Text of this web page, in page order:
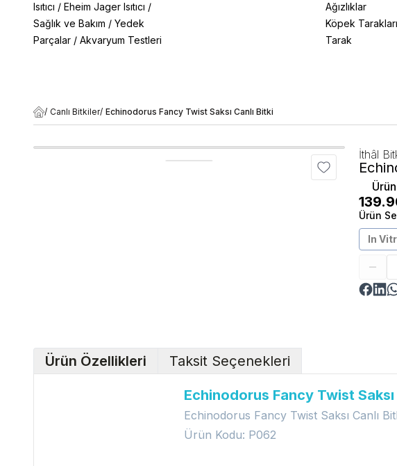
Isıtıcı / Eheim Jager Isıtıcı /
Sağlık ve Bakım / Yedek
Parçalar / Akvaryum Testleri
Ağızlıklar
Köpek Tarakları
Tarak
/ Canlı Bitkiler/ Echinodorus Fancy Twist Saksı Canlı Bitki
İthâl
Ürün
In
Ürün Özellikleri Taksit Seçenekleri
Echinodorus Fancy Twist Saksı
Echinodorus Fancy Twist Saksı Canlı
Ürün Kodu: P062